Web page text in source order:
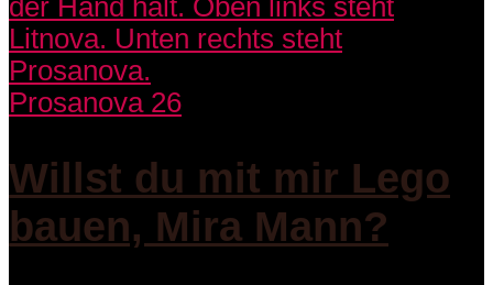
Prosanova 26
Willst du mit mir Lego
bauen, Mira Mann?